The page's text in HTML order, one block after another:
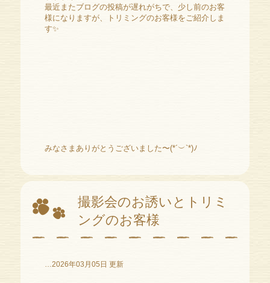
最近またブログの投稿が遅れがちで、少し前のお客
様になりますが、トリミングのお客様をご紹介しま
す✨️
みなさまありがとうございました〜(*´︶`*)ﾉ
撮影会のお誘いとトリミ
ングのお客様
…2026年03月05日 更新